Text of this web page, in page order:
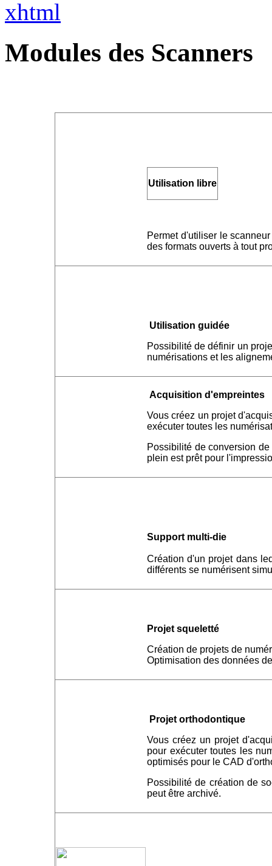
xhtml
Modules des Scanners
Utilisation libre
Permet d'utiliser le
des formats ouverts à tout
Utilisation guidée
Possibilité de définir un
numérisations et les
Acquisition d'empreintes
Vous créez un projet
exécuter toutes les
Possibilité de conversion
plein est prêt pour
Support multi-die
Création d'un projet dans
différents se numérisent
Projet squeletté
Création de projets de
Optimisation des données
Projet orthodontique
Vous créez un projet
pour exécuter toutes les
optimisés pour le CAD
Possibilité de création de
peut être archivé.